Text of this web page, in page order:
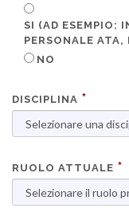
SI (AD ESEMPIO:
PERSONALE ATA,
NO
DISCIPLINA
RUOLO ATTUALE